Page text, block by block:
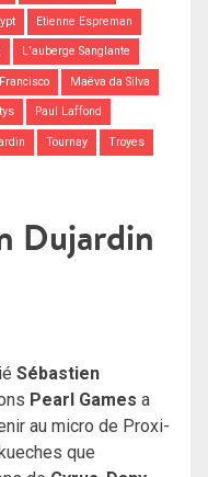
Etienne Espreman
L'auberge Sanglante
Maëva da Silva
Paul Laffond
Tournay Troyes
Dujardin
Sébastien
Pearl Games a
au micro de Proxi-
que